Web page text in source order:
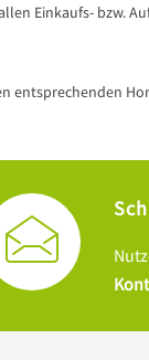
Einkaufs- bzw.
entsprechenden